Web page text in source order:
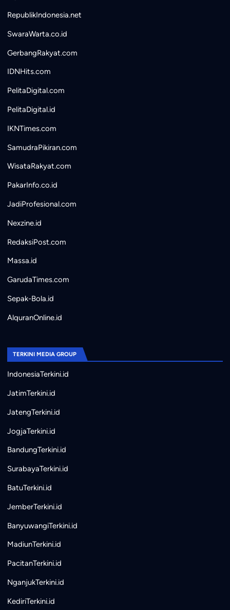
RepublikIndonesia.net
SwaraWarta.co.id
GerbangRakyat.com
IDNHits.com
PelitaDigital.com
PelitaDigital.id
IKNTimes.com
SamudraPikiran.com
WisataRakyat.com
PakarInfo.co.id
JadiProfesional.com
Nexzine.id
RedaksiPost.com
Massa.id
GarudaTimes.com
Sepak-Bola.id
AlquranOnline.id
TERKINI MEDIA GROUP
IndonesiaTerkini.id
JatimTerkini.id
JatengTerkini.id
JogjaTerkini.id
BandungTerkini.id
SurabayaTerkini.id
BatuTerkini.id
JemberTerkini.id
BanyuwangiTerkini.id
MadiunTerkini.id
PacitanTerkini.id
NganjukTerkini.id
KediriTerkini.id